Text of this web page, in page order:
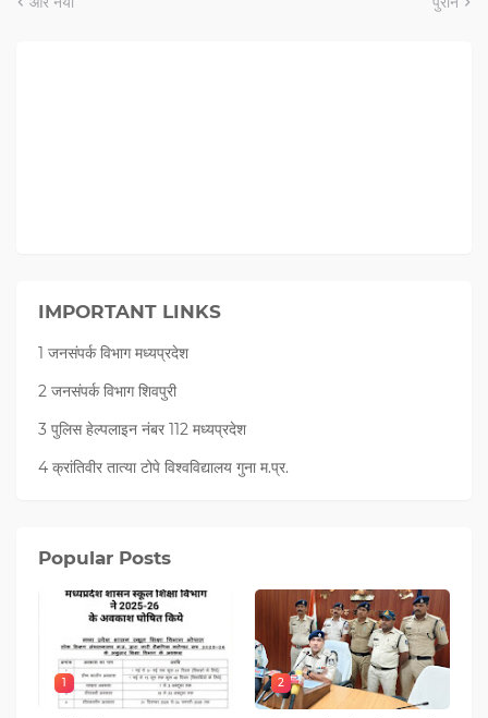
IMPORTANT LINKS
1 जनसंपर्क विभाग मध्यप्रदेश
2 जनसंपर्क विभाग शिवपुरी
3 पुलिस हेल्पलाइन नंबर 112 मध्‍यप्रदेश
4 क्रांतिवीर तात्या टोपे विश्वविद्यालय गुना म.प्र.
Popular Posts
1 2